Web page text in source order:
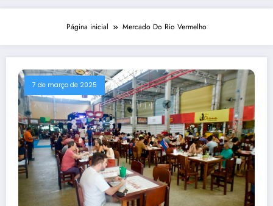
Página inicial Mercado Do Rio Vermelho
7 de março de 2025